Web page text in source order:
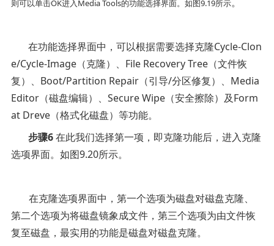
则可以单击OK进入Media Tools的功能选择界面。如图9.19所示
在功能选择界面中，可以根据需要选择克隆Cycle-Clon
e/Cycle-Image（克隆）、 File Recovery Tree（文件恢
复）、 Boot/Partition Repair（引导/分区修复）、 Media
Editor（磁盘编辑）、 Secure Wipe（安全擦除）及Form
at Dreve（格式化磁盘）等功能。
步骤6在此我们选择第一项，即克隆功能后，进入克隆
选项界面。如图9.20所示。
在克隆选项界面中，第一个选项为磁盘对磁盘克隆、
第二个选项为将磁盘镜象成文件，第三个选项为由文件恢
复至磁盘，最实用的功能是磁盘对磁盘克隆。